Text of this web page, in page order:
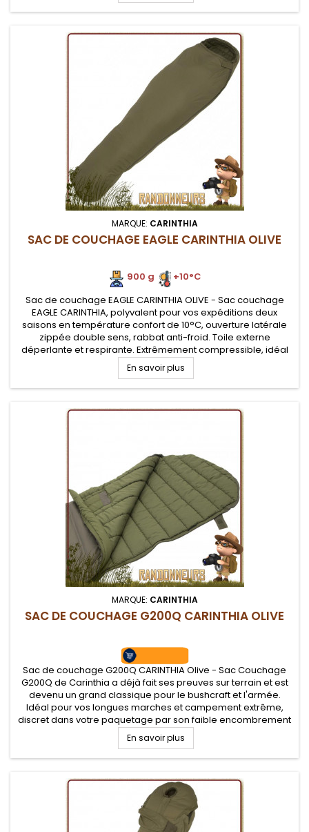
MARQUE: CARINTHIA
SAC DE COUCHAGE EAGLE CARINTHIA OLIVE
900 g
+10°C
Sac de couchage EAGLE CARINTHIA OLIVE - Sac couchage
EAGLE CARINTHIA, polyvalent pour vos expéditions deux
saisons en température confort de 10°C, ouverture latérale
zippée double sens, rabbat anti-froid. Toile externe
déperlante et respirante. Extrêmement compressible, idéal
pour un kit de survie nature. Température confort de +10°C
En savoir plus
MARQUE: CARINTHIA
SAC DE COUCHAGE G200Q CARINTHIA OLIVE
Sac de couchage G200Q CARINTHIA Olive - Sac Couchage
G200Q de Carinthia a déjà fait ses preuves sur terrain et est
devenu un grand classique pour le bushcraft et l'armée.
Idéal pour vos longues marches et campement extrême,
discret dans votre paquetage par son faible encombrement
et son poids plume. Température confort de +3.9°C
En savoir plus